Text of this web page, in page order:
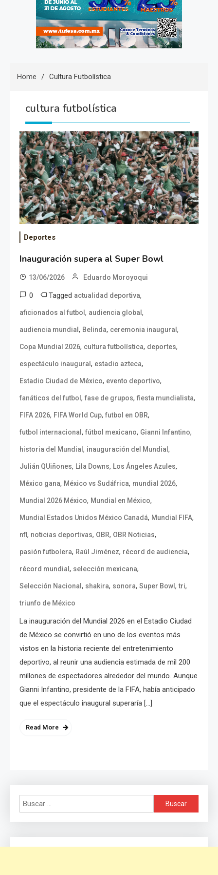
Home Cultura Futbolística
cultura futbolística
Deportes
Inauguración supera al Super Bowl
13/06/2026 Eduardo Moroyoqui
0 Tagged actualidad deportiva,
aficionados al futbol , audiencia global ,
audiencia mundial , Belinda, ceremonia inaugural ,
Copa Mundial 2026, cultura futbolística, deportes,
espectáculo inaugural , estadio azteca,
Estadio Ciudad de México, evento deportivo,
fanáticos del futbol , fase de grupos, fiesta mundialista,
FIFA 2026, FIFA World Cup, futbol en OBR,
futbol internacional , fútbol mexicano, Gianni Infantino,
historia del Mundial , inauguración del Mundial ,
Julián QUiñones, Lila Downs, Los Ángeles Azules,
México gana, México vs Sudáfrica, mundial 2026,
Mundial 2026 México, Mundial en México,
Mundial Estados Unidos México Canadá, Mundial FIFA,
nfl, noticias deportivas, OBR, OBR Noticias,
pasión futbolera, Raúl Jiménez, récord de audiencia,
récord mundial , selección mexicana,
Selección Nacional , shakira, sonora, Super Bowl ,tri,
triunfo de México
La inauguración del Mundial 2026 en el Estadio Ciudad
de México se convirtió en uno de los eventos más
vistos en la historia reciente del entretenimiento
deportivo, al reunir una audiencia estimada de mil 200
millones de espectadores alrededor del mundo. Aunque
Gianni Infantino, presidente de la FIFA, había anticipado
que el espectáculo inaugural superaría […]
Read More
Buscar: